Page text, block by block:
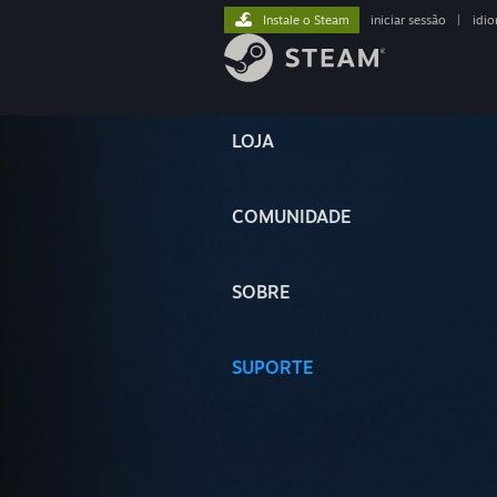
LOJA
COMUNIDADE
SOBRE
SUPORTE
Instale o Steam iniciar sessão